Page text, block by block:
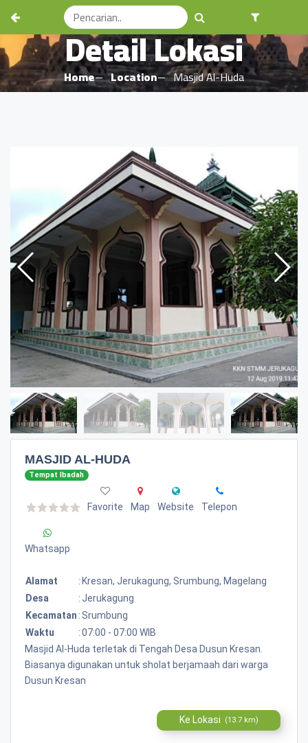
Detail Lokasi
Home Location Masjid Al-Huda
MASJID AL-HUDA
Tempat Ibadah
Favorite Map Website Telepon
Whatsapp
Alamat : Kresan, Jerukagung, Srumbung, Magelang
Desa
: Jerukagung
Kecamatan : Srumbung
Waktu
:07:00 - 07:00 WIB
Masjid Al-Huda terletak di Tengah Desa Dusun Kresan.
Biasanya digunakan untuk sholat berjamaah dari warga
Dusun Kresan
Ke Lokasi (13.7 km)